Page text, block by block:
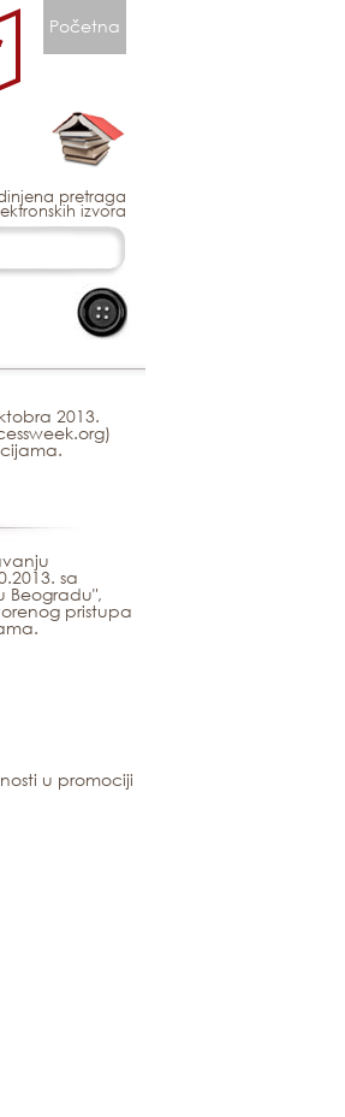
Početna
pretraga
izvora
2013.
sa
Beogradu",
pristupa
u promociji